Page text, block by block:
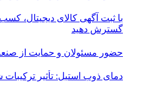
با ثبت آگهی کالای دیجیتال، کسب
گسترش دهید
حضور مسئولان و حمایت از
دمای ذوب استیل: تأثیر